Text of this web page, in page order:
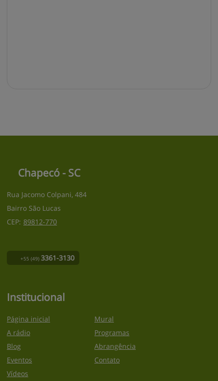
Chapecó - SC
Rua Jacomo Colpani, 484
Bairro São Lucas
CEP: 89812-770
+55 (49) 3361-3130
Institucional
Página inicial
A rádio
Blog
Eventos
Vídeos
Mural
Programas
Abrangência
Contato